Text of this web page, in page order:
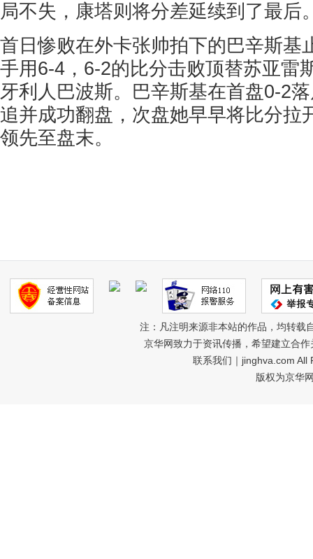
局不失，康塔则将分差延续到了最后
首日惨败在外卡张帅拍下的巴辛斯基
手用6-4，6-2的比分击败顶替苏亚雷
牙利人巴波斯。巴辛斯基在首盘0-2
追并成功翻盘，次盘她早早将比分拉
领先至盘末。
注：凡注明来源非本站的作品，均转载
京华网致力于资讯传播，希望建立合
联系我们 ｜jinghva.com
版权为京华